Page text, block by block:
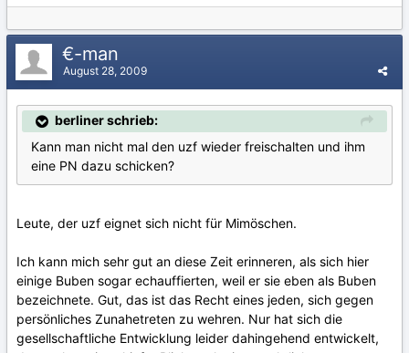
€-man
August 28, 2009
berliner schrieb:
Kann man nicht mal den uzf wieder freischalten und ihm
eine PN dazu schicken?
Leute, der uzf eignet sich nicht für Mimöschen.
Ich kann mich sehr gut an diese Zeit erinneren, als sich hier
einige Buben sogar echauffierten, weil er sie eben als Buben
bezeichnete. Gut, das ist das Recht eines jeden, sich gegen
persönliches Zunahetreten zu wehren. Nur hat sich die
gesellschaftliche Entwicklung leider dahingehend entwickelt,